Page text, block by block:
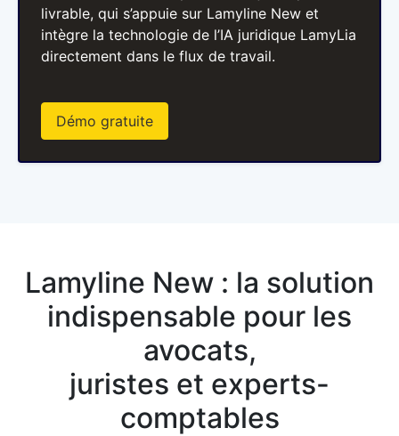
livrable, qui s’appuie sur Lamyline New et
intègre la technologie de l’IA juridique LamyLia
directement dans le flux de travail.
Démo gratuite
Lamyline New : la solution
indispensable pour les
avocats,
juristes et experts-
comptables